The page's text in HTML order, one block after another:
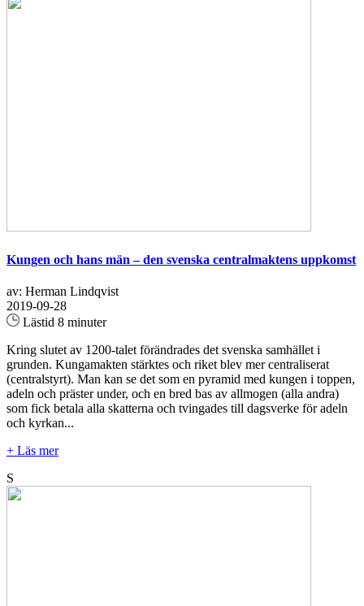
Kungen och hans män – den svenska centralmaktens uppkomst
av: Herman Lindqvist
2019-09-28
Lästid 8 minuter
Kring slutet av 1200-talet förändrades det svenska samhället i
grunden. Kungamakten stärktes och riket blev mer centraliserat
(centralstyrt). Man kan se det som en pyramid med kungen i toppen,
adeln och präster under, och en bred bas av allmogen (alla andra)
som fick betala alla skatterna och tvingades till dagsverke för adeln
och kyrkan...
+ Läs mer
S